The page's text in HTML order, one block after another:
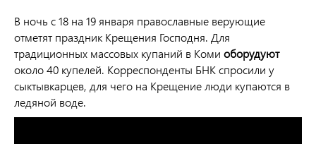
В ночь с 18 на 19 января православные верующие
отметят праздник Крещения Господня. Для
традиционных массовых купаний в Коми оборудуют
около 40 купелей. Корреспонденты БНК спросили у
сыктывкарцев, для чего на Крещение люди купаются в
ледяной воде.